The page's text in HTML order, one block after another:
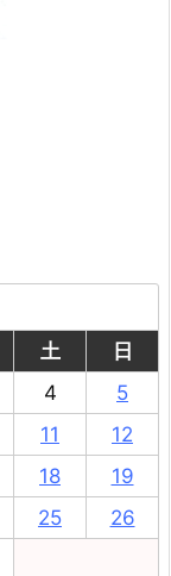
土
日
4
5
11
12
18
19
25
26